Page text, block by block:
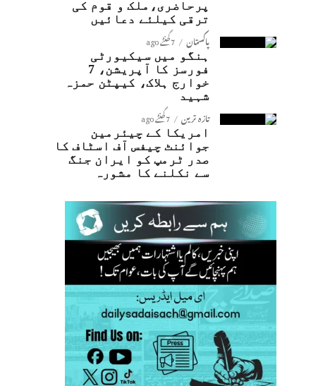
پرحاضری،ملک و قوم کی
ترقی کیلئے دعائیں
پاکستان 7 گھنٹے ago
ہنگو میں سیکیورٹی
فورسز کا آپریشن، 7
خوارج ہلاک، کیپٹن حمزہ
شہید
تازہ ترین 7 گھنٹے ago
امریکا کے چیئرمین
جوائنٹ چیفس آف اسٹاف کا
صدر ٹرمپ کو ایران جنگ
سے نکلنے کا مشورہ